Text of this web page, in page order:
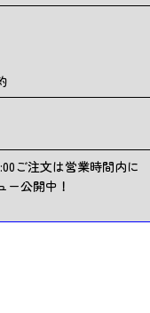
ご注文は営業時間内に
公開中！